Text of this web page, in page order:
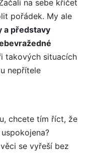
na sebe křičet
pořádek. My ale
a představy
takových situacích
nepřítele
chcete tím říct, že
se vyřeší bez